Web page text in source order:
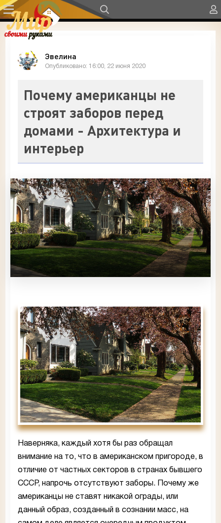
Эвелина
Опубликовано: 16:00, 22 июня 2020
Почему американцы не
строят заборов перед
домами - Архитектура и
интерьер
Наверняка, каждый хотя бы раз обращал
внимание на то, что в американском пригороде, в
отличие от частных секторов в странах бывшего
СССР, напрочь отсутствуют заборы. Почему же
американцы не ставят никакой ограды, или
данный образ, созданный в сознании масс, на